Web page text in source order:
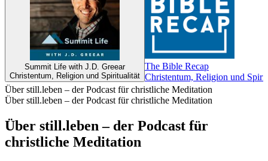
Summit Life with J.D. Greear
Christentum, Religion und Spiritualität
The Bible Recap
Christentum, Religion und
Über still.leben – der Podcast für christliche Meditation
Über still.leben – der Podcast für christliche Meditation
Über still.leben – der Podcast für
christliche Meditation